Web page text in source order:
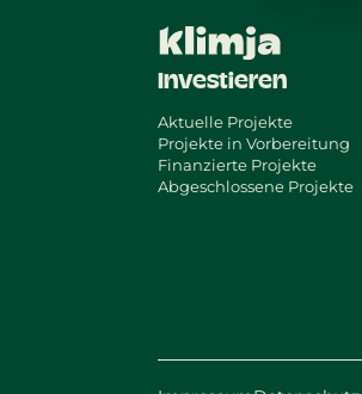
Investieren
Aktuelle Projekte
Projekte in Vorbereitung
Finanzierte Projekte
Abgeschlossene Projekte